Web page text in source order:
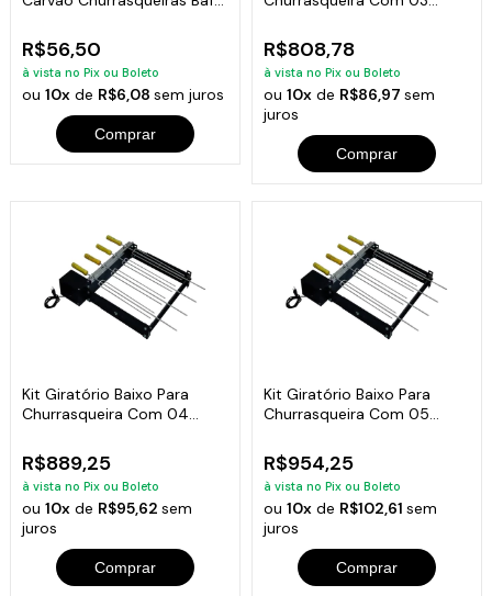
R$56,50
à vista no Pix ou Boleto
ou10x de R$6,08sem juros
Comprar
R$808,78
à vista no Pix ou Boleto
ou 10xde R$86,97 sem
juros
Comprar
Kit Giratório Baixo Para
Churrasqueira Com 04
R$889,25
à vista no Pix ou Boleto
ou10x de R$95,62sem
juros
Comprar
Kit Giratório Baixo Para
Churrasqueira Com 05
R$954,25
à vista no Pix ou Boleto
ou 10xde R$102,61 sem
juros
Comprar